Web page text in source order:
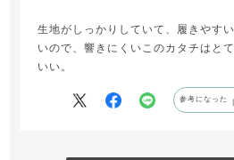
生地がしっかりしていて、履きやす
いので、響きにくいこのカタチはと
いい。
参考になった